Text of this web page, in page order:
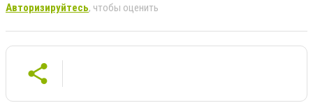
Авторизируйтесь, чтобы оценить